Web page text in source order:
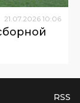
21 07 2026 10:06
RSS